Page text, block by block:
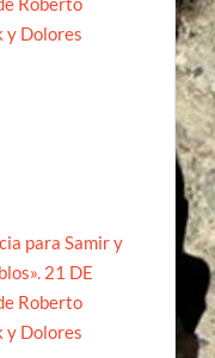
y Dolores
para Samir y
21 DE
Roberto
y Dolores